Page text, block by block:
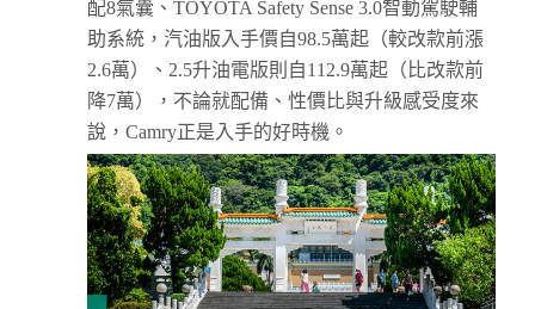
配8氣囊、TOYOTA Safety Sense 3.0智動駕駛輔
助系統，汽油版入手價自98.5萬起（較改款前漲
2.6萬）、2.5升油電版則自112.9萬起（比改款前
降7萬），不論就配備、性價比與升級感受度來
說，Camry正是入手的好時機。